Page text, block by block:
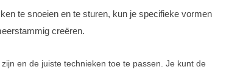
te snoeien en te sturen, kun je specifieke vormen
creëren.
en de juiste technieken toe te passen. Je kunt de